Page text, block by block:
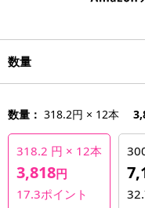
数量
数量： 318.2円 × 12本
318.2 円 × 12本
3,818円
17.3ポイント